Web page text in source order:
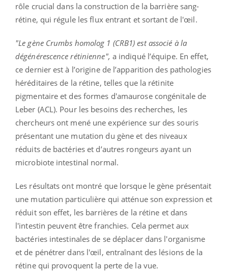
rôle crucial dans la construction de la barrière sang-
rétine, qui régule les flux entrant et sortant de l'œil.
"Le gène Crumbs homolog 1 (CRB1) est associé à la
dégénérescence rétinienne", a indiqué l’équipe. En effet,
ce dernier est à l’origine de l’apparition des pathologies
héréditaires de la rétine, telles que la rétinite
pigmentaire et des formes d'amaurose congénitale de
Leber (ACL). Pour les besoins des recherches, les
chercheurs ont mené une expérience sur des souris
présentant une mutation du gène et des niveaux
réduits de bactéries et d’autres rongeurs ayant un
microbiote intestinal normal.
Les résultats ont montré que lorsque le gène présentait
une mutation particulière qui atténue son expression et
réduit son effet, les barrières de la rétine et dans
l'intestin peuvent être franchies. Cela permet aux
bactéries intestinales de se déplacer dans l'organisme
et de pénétrer dans l'œil, entraînant des lésions de la
rétine qui provoquent la perte de la vue.